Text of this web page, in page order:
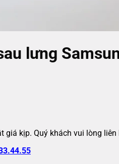
lưng
giá kịp. Quý khách vui lòng